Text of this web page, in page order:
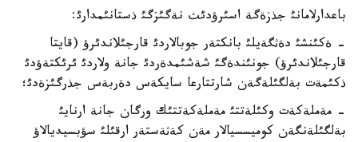
باعدارلامانئ جذزةگة اسئرؤدئث نةگئزگئ ذستانئمدارئ:
- ةكئنشئ دةثگةيلئ بانكتةر جوبالاردئ قارجئلاندئرؤ (قايتا
قارجئلاندئرؤ) جونئندةگئ شةشئمدةردئ جانة ولاردئ ئرئكتةؤدئ
ذكئمةت بةلگئلةگةن شارتتارعا سايكةس دةربةس جذرگئزةدئ؛
- مةملةكةت وكئلةتتئ مةملةكةتتئك ورگان جانة ارنايئ
بةلگئلةنگةن كوميسسيالار مةن كةثةستةر ارقئلئ سؤبسيديالاؤ